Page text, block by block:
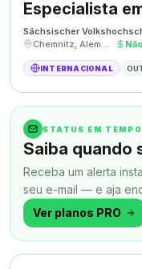
Sächsischer
Chemnitz, Alemanha ·
INTERNACIONAL
STATUS EM
Saiba quando
Receba um alerta
seu e-mail — e aja
na memória.
Ver planos PRO